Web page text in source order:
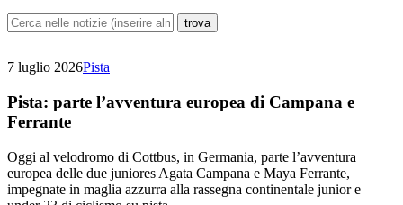
7 luglio 2026Pista
Pista: parte l’avventura europea di Campana e
Ferrante
Oggi al velodromo di Cottbus, in Germania, parte l’avventura
europea delle due juniores Agata Campana e Maya Ferrante,
impegnate in maglia azzurra alla rassegna continentale junior e